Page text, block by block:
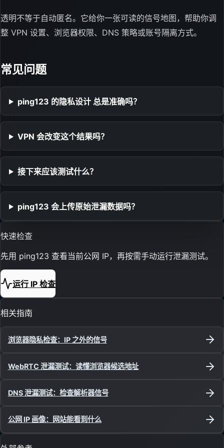
透明不等于自动匿名。它给你一张可读的信号地图，帮助你调
整 VPN 设置、浏览器权限、DNS 策略或账号隔离方式。
常见问题
ping123 的隐私设计 总是准确吗？
VPN 会改变这个结果吗？
接下来应该测试什么？
ping123 会上传原始泄漏数据吗？
快速检查
先用 ping123 查看当前公网 IP，再按需手动运行泄漏测试。
运行 IP 检查
相关指南
浏览器隐私检查：IP 之外的信号
WebRTC 泄漏测试：读懂浏览器候选地址
DNS 泄漏测试：检查解析器信号
公网 IP 画像：网站能看到什么